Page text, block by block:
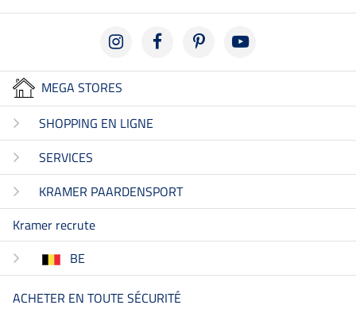
MEGA STORES
SHOPPING EN LIGNE
SERVICES
KRAMER PAARDENSPORT
Kramer recrute
BE
ACHETER EN TOUTE SÉCURITÉ